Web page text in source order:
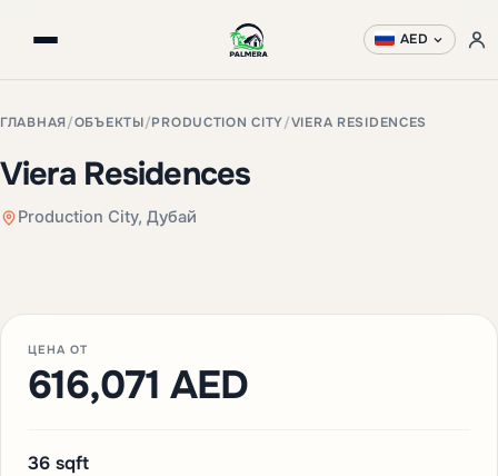
AED
ГЛАВНАЯ/ОБЪЕКТЫ/PRODUCTION CITY/VIERA RESIDENCES
Viera Residences
Production City, Дубай
ЦЕНА ОТ
616,071 AED
36 sqft